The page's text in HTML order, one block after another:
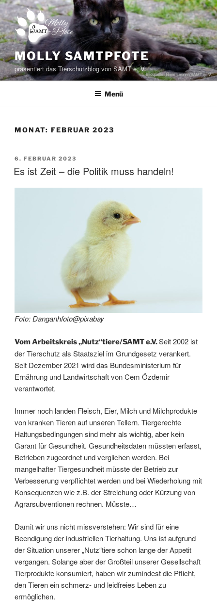
Zum
Inhalt
springen
MOLLY SAMTPFOTE
präsentiert das Tierschutzblog von SAMT e. V.
Menü
MONAT: FEBRUAR 2023
VERÖFFENTLICHT
AM
6. FEBRUAR 2023
Es ist Zeit – die Politik muss handeln!
Foto: Danganhfoto@pixabay
Vom Arbeitskreis „Nutz“tiere/SAMT e.V.Seit 2002 ist
der Tierschutz als Staatsziel im Grundgesetz verankert.
Seit Dezember 2021 wird das Bundesministerium für
Ernährung und Landwirtschaft von Cem Özdemir
verantwortet.
Immer noch landen Fleisch, Eier, Milch und Milchprodukte
von kranken Tieren auf unseren Tellern. Tiergerechte
Haltungsbedingungen sind mehr als wichtig, aber kein
Garant für Gesundheit. Gesundheitsdaten müssten erfasst,
Betrieben zugeordnet und verglichen werden. Bei
mangelhafter Tiergesundheit müsste der Betrieb zur
Verbesserung verpflichtet werden und bei Wiederholung mit
Konsequenzen wie z.B. der Streichung oder Kürzung von
Agrarsubventionen rechnen. Müsste…
Damit wir uns nicht missverstehen: Wir sind für eine
Beendigung der industriellen Tierhaltung. Uns ist aufgrund
der Situation unserer „Nutz“tiere schon lange der Appetit
vergangen. Solange aber der Großteil unserer Gesellschaft
Tierprodukte konsumiert, haben wir zumindest die Pflicht,
den Tieren ein schmerz- und leidfreies Leben zu
ermöglichen.